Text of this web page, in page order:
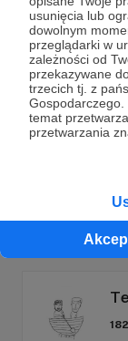
usunięcia lub
dowolnym
przeglądarki w
zależności od
przekazywane
trzecich tj. z
Gospodarczego.
temat
przetwarzania
Wesprzyj